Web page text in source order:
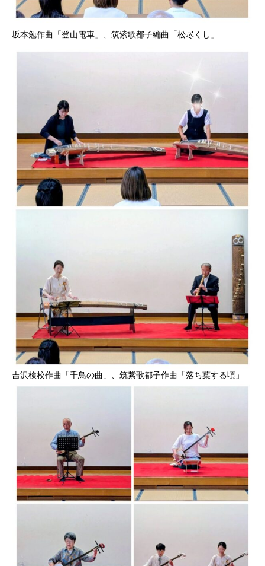
坂本勉作曲「登山電車」、筑紫歌都子編曲「松尽くし」
吉沢検校作曲「千鳥の曲」、筑紫歌都子作曲「落ち葉する頃」